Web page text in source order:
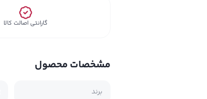
گارانتی اصالت کالا
مشخصات محصول
برند